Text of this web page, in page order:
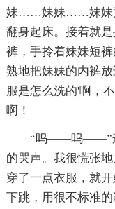
妹……妹妹……妹妹
翻身起床。接着就
裤，手拎着妹妹短
熟地把妹妹的内裤
服是怎么洗的'啊，
啊！
“呜——呜——”这
的哭声。我很慌张
穿了一点衣服，就
下跳，用很不标准